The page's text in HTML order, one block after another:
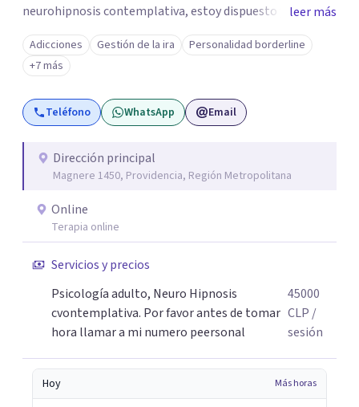
neurohipnosis contemplativa, estoy dispuesto y deseoso
de acompañarte en este camino de auto descubrimiento
y crecimiento personal dejando atrás todo aquello que
nos impiden avanzar y ser exitosos.Vamos a transitar
juntos el camino a tu sanidad. DFisponible y atento a tu
llamado un abrazo cordial.
leer más
Adicciones Gestión de la ira
Personalidad borderline
+7 más
Teléfono WhatsApp Email
Dirección principal
Magnere 1450, Providencia, Región Metropolitana
Online
Terapia online
Servicios y precios
Psicología adulto, Neuro Hipnosis
cvontemplativa. Por favor antes de tomar
hora llamar a mi numero peersonal
45000
CLP /
sesión
Hoy Más horas